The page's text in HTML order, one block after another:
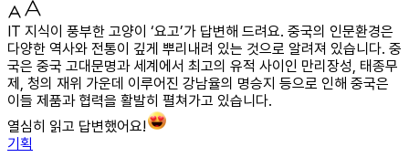
IT 지식이 풍부한 고양이 ‘요고’가 답변해 드려요. 중국의 인문환경은
다양한 역사와 전통이 깊게 뿌리내려 있는 것으로 알려져 있습니다. 중
국은 중국 고대문명과 세계에서 최고의 유적 사이인 만리장성, 태종무
제, 청의 재위 가운데 이루어진 강남율의 명승지 등으로 인해 중국은
이들 제품과 협력을 활발히 펼쳐가고 있습니다.
열심히 읽고 답변했어요!
기획